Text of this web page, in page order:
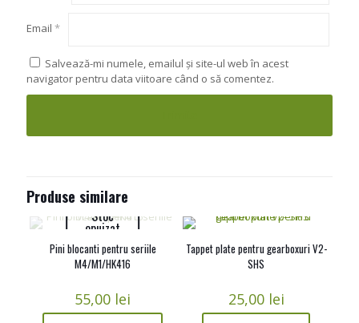
Email *
Salvează-mi numele, emailul și site-ul web în acest
navigator pentru data viitoare când o să comentez.
Produse similare
Stoc
epuizat
Pini blocanti pentru seriile
M4/M1/HK416
55,00 lei
Tappet plate pentru gearboxuri V2-
SHS
25,00 lei